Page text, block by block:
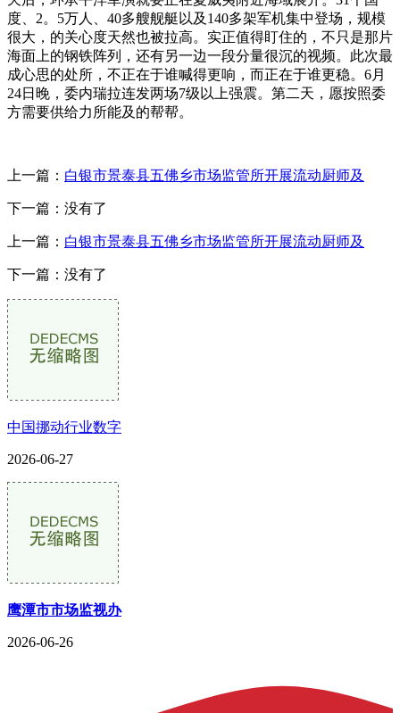
度、2。5万人、40多艘舰艇以及140多架军机集中登场，规模
很大，的关心度天然也被拉高。实正值得盯住的，不只是那片
海面上的钢铁阵列，还有另一边一段分量很沉的视频。此次最
成心思的处所，不正在于谁喊得更响，而正在于谁更稳。6月
24日晚，委内瑞拉连发两场7级以上强震。第二天，愿按照委
方需要供给力所能及的帮帮。
上一篇： 白银市景泰县五佛乡市场监管所开展流动厨师及
下一篇：没有了
上一篇： 白银市景泰县五佛乡市场监管所开展流动厨师及
下一篇：没有了
中国挪动行业数字
2026-06-27
鹰潭市市场监视办
2026-06-26